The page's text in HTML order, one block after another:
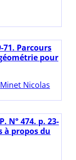
71. Parcours
pour
Minet Nicolas
N° 474. p. 23-
à propos du